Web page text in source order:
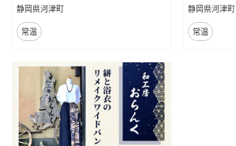
静岡県河津町
常温
静岡県河津町
常温